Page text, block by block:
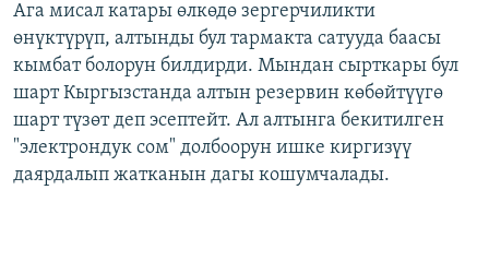
Ага мисал катары өлкөдө зергерчиликти
өнүктүрүп, алтынды бул тармакта сатууда баасы
кымбат болорун билдирди. Мындан сырткары бул
шарт Кыргызстанда алтын резервин көбөйтүүгө
шарт түзөт деп эсептейт. Ал алтынга бекитилген
"электрондук сом" долбоорун ишке киргизүү
даярдалып жатканын дагы кошумчалады.